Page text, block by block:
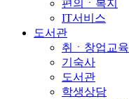
편의ㆍ복지
IT서비스
도서관
취ㆍ창업교육
기숙사
도서관
학생상담